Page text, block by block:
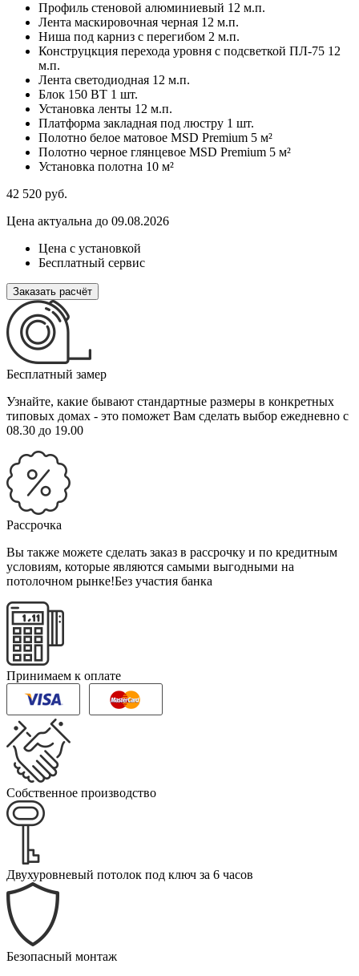
Профиль стеновой алюминиевый 12 м.п.
Лента маскировочная черная 12 м.п.
Ниша под карниз с перегибом 2 м.п.
Конструцкция перехода уровня с подсветкой ПЛ-75 12
м.п.
Лента светодиодная 12 м.п.
Блок 150 ВТ 1 шт.
Установка ленты 12 м.п.
Платформа закладная под люстру 1 шт.
Полотно белое матовое MSD Premium 5 м²
Полотно черное глянцевое MSD Premium 5 м²
Установка полотна 10 м²
42 520 руб.
Цена актуальна до 09.08.2026
Цена с установкой
Бесплатный сервис
Заказать расчёт
Бесплатный замер
Узнайте, какие бывают стандартные размеры в конкретных
типовых домах - это поможет Вам сделать выбор ежедневно с
08.30 до 19.00
Рассрочка
Вы также можете сделать заказ в рассрочку и по кредитным
условиям, которые являются самыми выгодными на
потолочном рынке!Без участия банка
Принимаем к оплате
Собственное производство
Двухуровневый потолок под ключ за 6 часов
Безопасный монтаж